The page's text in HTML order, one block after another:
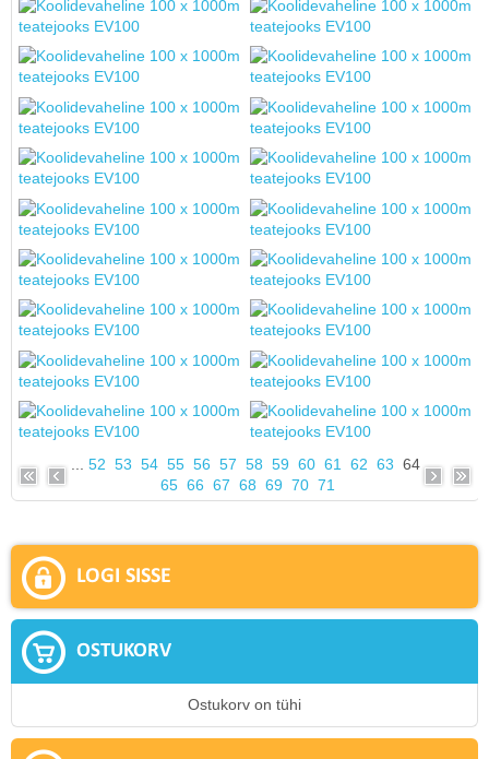
52 53 54 55 56 57 58 59 60 61 62 63 64
65 66 67 68 69 70 71
LOGI SISSE
OSTUKORV
Ostukorv on tühi